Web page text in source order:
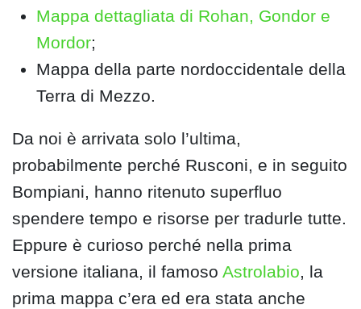
Mappa dettagliata di Rohan, Gondor e
Mordor;
Mappa della parte nordoccidentale della
Terra di Mezzo.
Da noi è arrivata solo l’ultima,
probabilmente perché Rusconi, e in seguito
Bompiani, hanno ritenuto superfluo
spendere tempo e risorse per tradurle tutte.
Eppure è curioso perché nella prima
versione italiana, il famoso Astrolabio, la
prima mappa c’era ed era stata anche